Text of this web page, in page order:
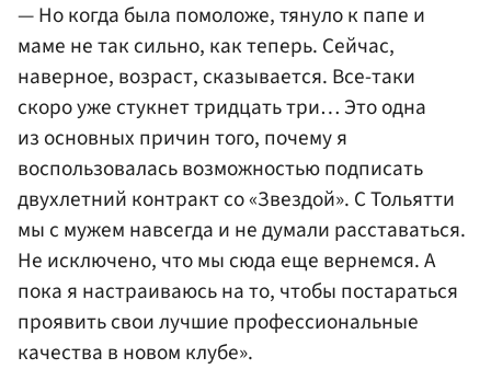
— Но когда была помоложе, тянуло к папе и
маме не так сильно, как теперь. Сейчас,
наверное, возраст, сказывается. Все-таки
скоро уже стукнет тридцать три… Это одна
из основных причин того, почему я
воспользовалась возможностью подписать
двухлетний контракт со «Звездой». С Тольятти
мы с мужем навсегда и не думали расставаться.
Не исключено, что мы сюда еще вернемся. А
пока я настраиваюсь на то, чтобы постараться
проявить свои лучшие профессиональные
качества в новом клубе».